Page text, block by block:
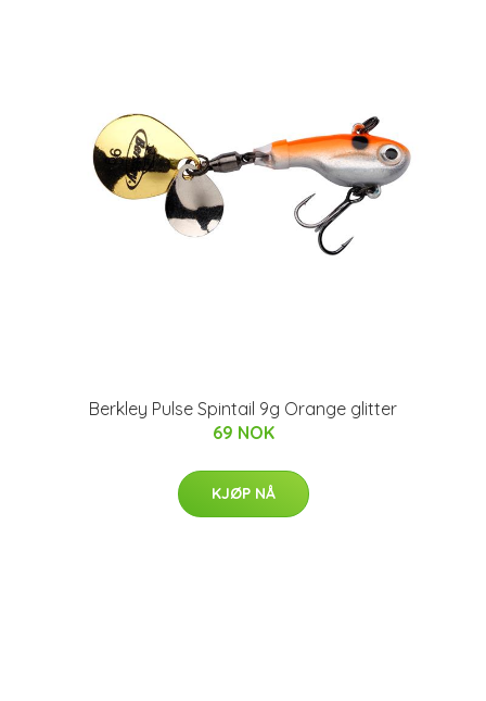
Berkley Pulse Spintail 9g Orange glitter
69 NOK
KJØP NÅ